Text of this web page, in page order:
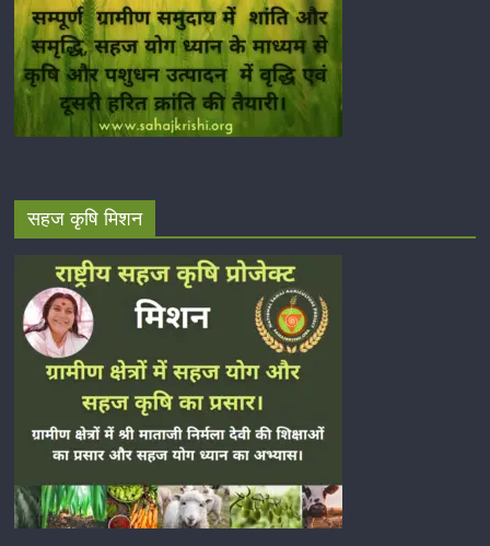
सहज कृषि मिशन